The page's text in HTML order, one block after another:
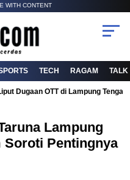
WITH CONTENT
TECH RAGAM TALK
Dugaan OTT di Lampung
Lampung
Soroti Pentingnya